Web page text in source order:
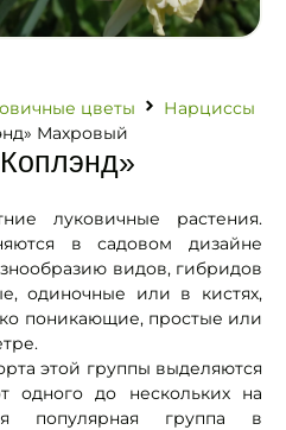
цветы
Нарциссы
Махровый
луковичные растения.
в садовом дизайне
видов, гибридов
одиночные или в кистях,
поникающие, простые или
этой группы выделяются
одного до нескольких на
популярная группа в